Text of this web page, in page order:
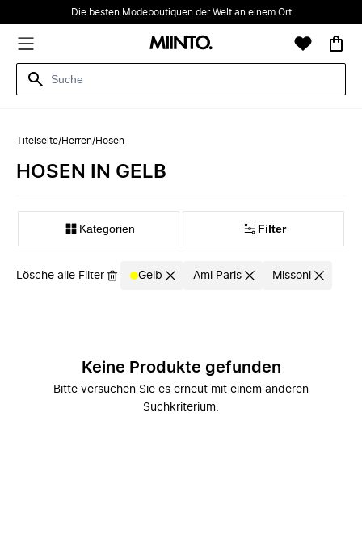
Die besten Modeboutiquen der Welt an einem Ort
Titelseite/Herren/Hosen
HOSEN IN GELB
Kategorien Filter
Lösche alle Filter Gelb Ami Paris Missoni
Keine Produkte gefunden
Bitte versuchen Sie es erneut mit einem anderen
Suchkriterium.